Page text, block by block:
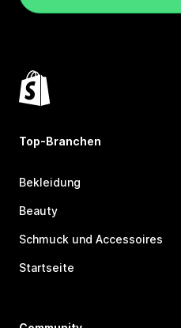
Top-Branchen
Bekleidung
Beauty
Schmuck und Accessoires
Startseite